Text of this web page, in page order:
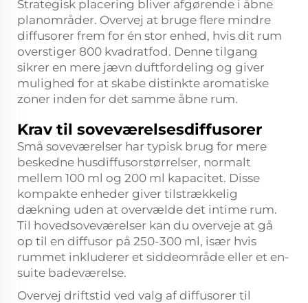
Strategisk placering bliver afgørende i åbne
planområder. Overvej at bruge flere mindre
diffusorer frem for én stor enhed, hvis dit rum
overstiger 800 kvadratfod. Denne tilgang
sikrer en mere jævn duftfordeling og giver
mulighed for at skabe distinkte aromatiske
zoner inden for det samme åbne rum.
Krav til soveværelsesdiffusorer
Små soveværelser har typisk brug for mere
beskedne husdiffusorstørrelser, normalt
mellem 100 ml og 200 ml kapacitet. Disse
kompakte enheder giver tilstrækkelig
dækning uden at overvælde det intime rum.
Til hovedsoveværelser kan du overveje at gå
op til en diffusor på 250-300 ml, især hvis
rummet inkluderer et siddeområde eller et en-
suite badeværelse.
Overvej driftstid ved valg af diffusorer til